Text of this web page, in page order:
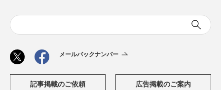
メールバックナンバー
記事掲載のご依頼 広告掲載のご案内